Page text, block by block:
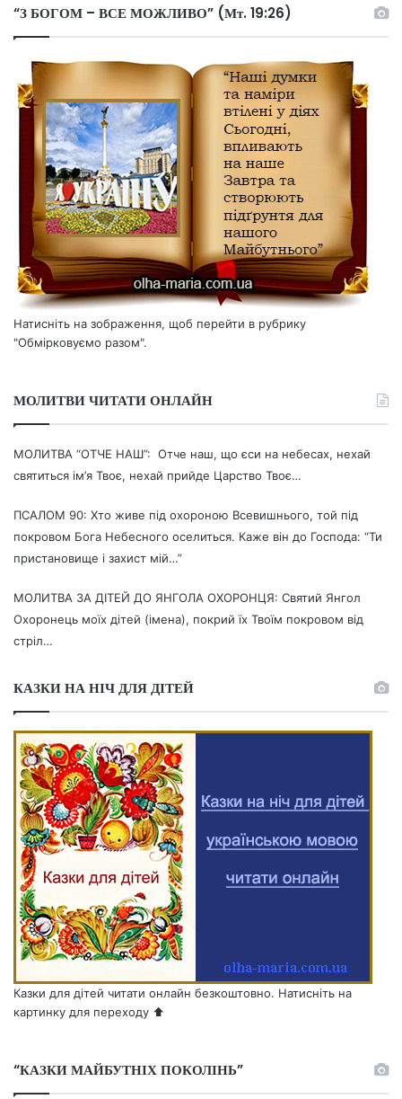
“З БОГОМ – ВСЕ МОЖЛИВО” (Мт. 19:26)
Натисніть на зображення, щоб перейти в рубрику
"Обмірковуємо разом".
МОЛИТВИ ЧИТАТИ ОНЛАЙН
МОЛИТВА “ОТЧЕ НАШ”: Отче наш, що єси на небесах, нехай
святиться ім’я Твоє, нехай прийде Царство Твоє…
ПСАЛОМ 90: Хто живе під охороною Всевишнього, той під
покровом Бога Небесного оселиться. Каже він до Господа: “Ти
пристановище і захист мій…”
МОЛИТВА ЗА ДІТЕЙ ДО ЯНГОЛА ОХОРОНЦЯ: Святий Янгол
Охоронець моїх дітей (імена), покрий їх Твоїм покровом від
стріл…
КАЗКИ НА НІЧ ДЛЯ ДІТЕЙ
Казки для дітей читати онлайн безкоштовно. Натисніть на
картинку для переходу ⬆️
“КАЗКИ МАЙБУТНІХ ПОКОЛІНЬ”